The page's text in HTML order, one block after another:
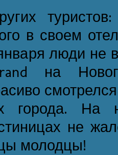
в своем
люди не
на
города. На
не
молодцы!